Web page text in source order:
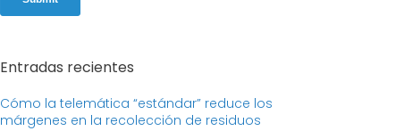
Entradas recientes
Cómo la telemática “estándar” reduce los
márgenes en la recolección de residuos